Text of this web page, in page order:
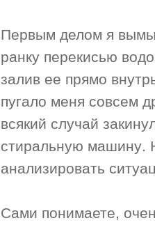
Первым делом я
ранку перекисью
залив ее прямо
пугало меня совсем
всякий случай
стиральную машину.
анализировать
Сами понимаете,